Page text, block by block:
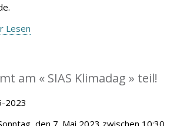
Lesen
am « SIAS Klimadag » teil!
2023
den 7. Mai 2023 zwischen 10:30